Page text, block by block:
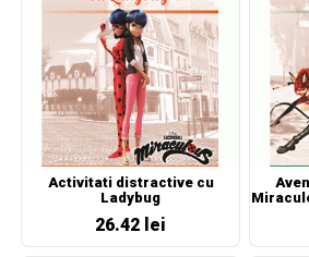
Activitati distractive cu
Ladybug
26.42 lei